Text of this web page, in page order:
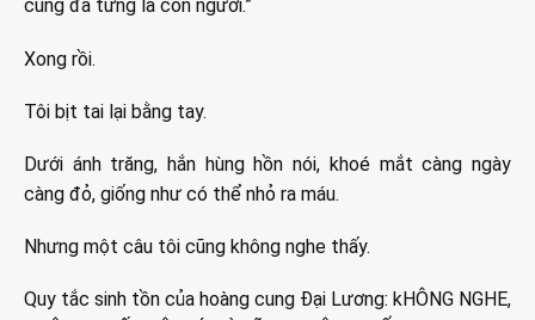
cũng đã từng là con người.”
Xong rồi.
Tôi bịt tai lại bằng tay.
Dưới ánh trăng, hắn hùng hồn nói, khoé mắt càng ngày
càng đỏ, giống như có thể nhỏ ra máu.
Nhưng một câu tôi cũng không nghe thấy.
Quy tắc sinh tồn của hoàng cung Đại Lương: kHÔNG NGHE,